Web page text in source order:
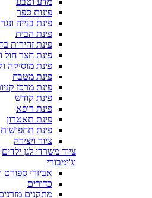
פינות ספר
פינת בנייה
פינת הבית
פינת זהירות
פינת חצר חול
פינת מוסיקה
פינת מטבח
פינת מרכז
פינת קודש
פינת רופא
פינת תאטרון
פינת תחפושות
ציור ויצירה
ציוד משרדי לגן ילדים
וג'ימבורי
אביזרי ספורט
כדורים
מתקנים